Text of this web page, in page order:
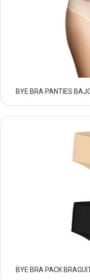
BYE BRA PANTIES
BYE BRA PACK